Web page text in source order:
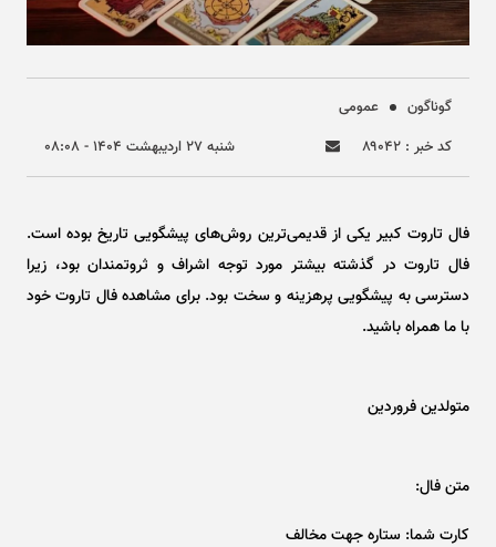
گوناگون
عمومی
کد خبر : ۸۹۰۴۲
شنبه ۲۷ ارديبهشت ۱۴۰۴ - ۰۸:۰۸
فال تاروت کبیر یکی از قدیمی‌ترین روش‌های پیشگویی تاریخ بوده است.
فال تاروت در گذشته بیشتر مورد توجه اشراف و ثروتمندان بود، زیرا
دسترسی به پیشگویی پرهزینه و سخت بود. برای مشاهده فال تاروت خود
با ما همراه باشید​​.
متولدین فروردین
متن فال:
کارت شما: ستاره جهت مخالف